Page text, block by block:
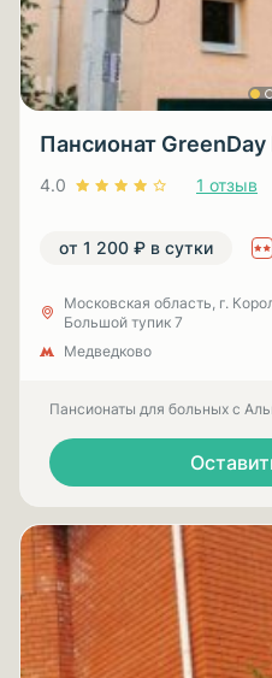
Пансионат
4.0 1 отзыв
от 1 200 ₽ в сутки
Московская область, г.
Большой тупик 7
Медведково
Пансионаты для больных с